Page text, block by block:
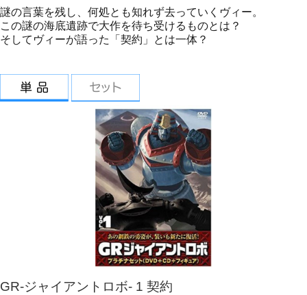
謎の言葉を残し、何処とも知れず去っていくヴィー。
この謎の海底遺跡で大作を待ち受けるものとは？
そしてヴィーが語った「契約」とは一体？
GR-ジャイアントロボ- 1 契約